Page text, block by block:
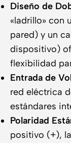
Diseño de
«ladrillo» con
pared) y un
dispositivo)
flexibilidad
Entrada de
red eléctrica
estándares
Polaridad
positivo (+),